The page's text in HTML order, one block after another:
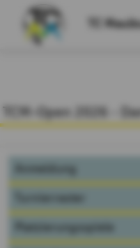
TC
TCM-Open 2026 -
Anmeldung
Turnierraster
Platzierungsspiele